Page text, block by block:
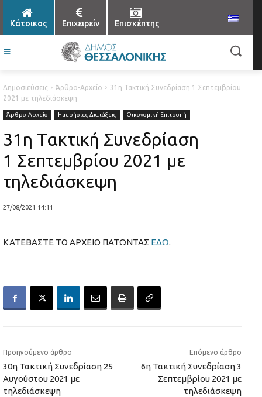
Κάτοικος Επιχειρείν Επισκέπτης
Δημοσιεύσεις Άρθρο-Αρχείο
31η Τακτική Συνεδρίαση 1 Σεπτεμβρίου
2021 με τηλεδιάσκεψη
Άρθρο-Αρχείο Ημερήσιες Διατάξεις Οικονομική Επιτροπή
31η Τακτική Συνεδρίαση
1 Σεπτεμβρίου 2021 με
τηλεδιάσκεψη
27/08/2021 14:11
ΚΑΤΕΒΑΣΤΕ ΤΟ ΑΡΧΕΙΟ ΠΑΤΩΝΤΑΣ ΕΔΩ.
Προηγούμενο άρθρο
30η Τακτική Συνεδρίαση 25
Αυγούστου 2021 με
τηλεδιάσκεψη
Επόμενο άρθρο
6η Τακτική Συνεδρίαση 3
Σεπτεμβρίου 2021 με
τηλεδιάσκεψη